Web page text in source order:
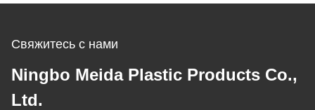
Свяжитесь с нами
Ningbo Meida Plastic Products Co.,
Ltd.